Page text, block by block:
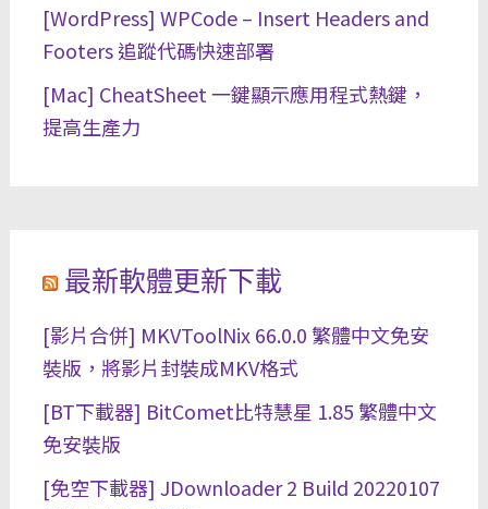
[WordPress] WPCode – Insert Headers and
Footers 追蹤代碼快速部署
[Mac] CheatSheet 一鍵顯示應用程式熱鍵，
提高生產力
最新軟體更新下載
[影片合併] MKVToolNix 66.0.0 繁體中文免安
裝版，將影片封裝成MKV格式
[BT下載器] BitComet比特慧星 1.85 繁體中文
免安裝版
[免空下載器] JDownloader 2 Build 20220107